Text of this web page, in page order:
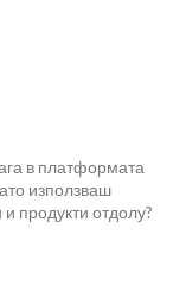
в платформата
използваш
продукти отдолу?